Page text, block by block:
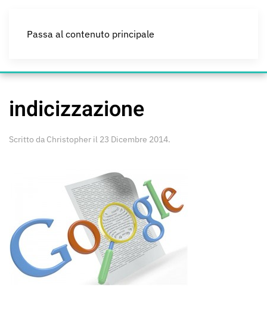
Passa al contenuto principale
indicizzazione
Scritto da Christopher il 23 Dicembre 2014.